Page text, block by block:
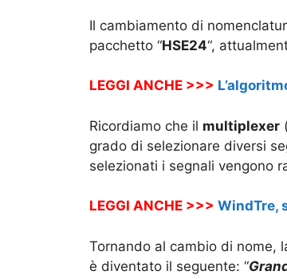
Il cambiamento di
pacchetto “HSE24“,
LEGGI ANCHE >>>
Ricordiamo che il multiplexer
grado di selezionare diversi
selezionati i segnali vengono
LEGGI ANCHE >>> WindTre,
Tornando al cambio di nome,
è diventato il seguente: “